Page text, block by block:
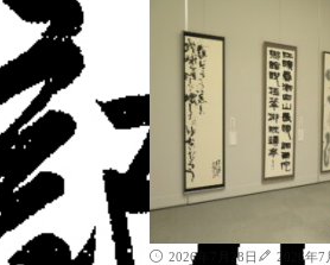
2026年7月28日 2026年7